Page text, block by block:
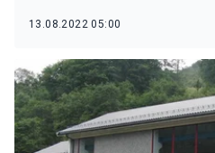
13.08.2022 05:00